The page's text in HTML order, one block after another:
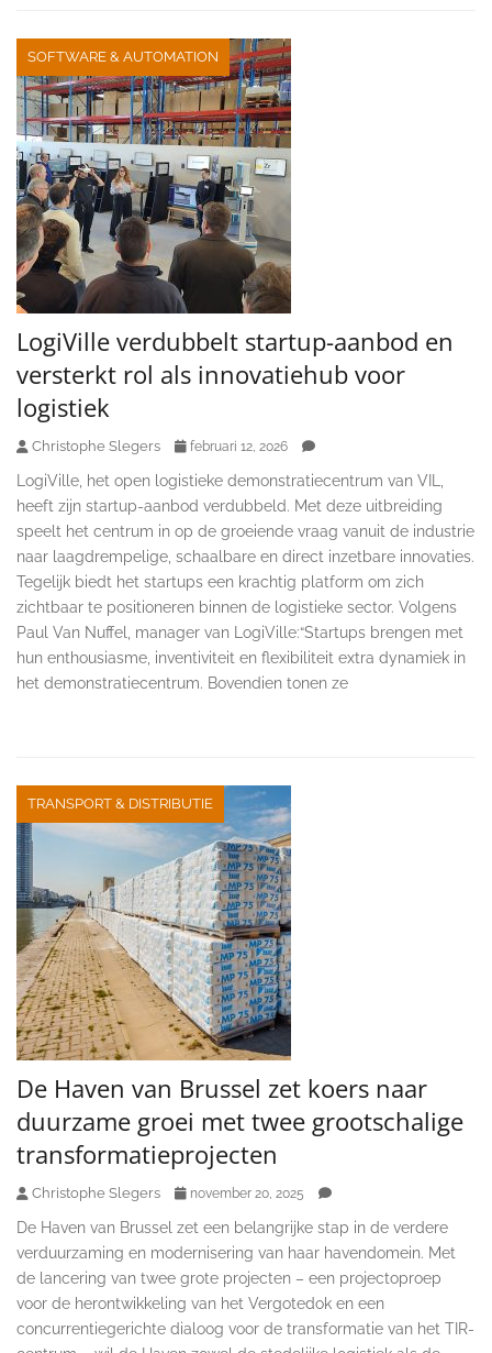
SOFTWARE & AUTOMATION
LogiVille verdubbelt startup-aanbod en
versterkt rol als innovatiehub voor
logistiek
Christophe Slegers februari 12, 2026
LogiVille, het open logistieke demonstratiecentrum van VIL,
heeft zijn startup-aanbod verdubbeld. Met deze uitbreiding
speelt het centrum in op de groeiende vraag vanuit de industrie
naar laagdrempelige, schaalbare en direct inzetbare innovaties.
Tegelijk biedt het startups een krachtig platform om zich
zichtbaar te positioneren binnen de logistieke sector. Volgens
Paul Van Nuffel, manager van LogiVille:“Startups brengen met
hun enthousiasme, inventiviteit en flexibiliteit extra dynamiek in
het demonstratiecentrum. Bovendien tonen ze
TRANSPORT & DISTRIBUTIE
De Haven van Brussel zet koers naar
duurzame groei met twee grootschalige
transformatieprojecten
Christophe Slegers november 20, 2025
De Haven van Brussel zet een belangrijke stap in de verdere
verduurzaming en modernisering van haar havendomein. Met
de lancering van twee grote projecten – een projectoproep
voor de herontwikkeling van het Vergotedok en een
concurrentiegerichte dialoog voor de transformatie van het TIR-